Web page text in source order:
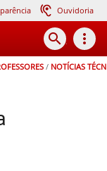
Ouvidoria
search more_vert
/ NOTÍCIAS